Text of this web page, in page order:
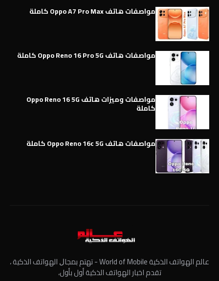
مواصفات هاتف Oppo A7 Pro Max كاملة
مواصفات هاتف Oppo Reno 16 Pro 5G كاملة
مواصفات وميزات هاتف Oppo Reno 16 5G
كاملة
مواصفات هاتف Oppo Reno 16c 5G كاملة
عالم الهواتف الذكية World of Mobile - ﺗﻬﺘﻢ ﺑﻤﺠﺎﻝ الهواتف الذكية ،
تقدم اخبار الهواتف الذكية أول بأول،